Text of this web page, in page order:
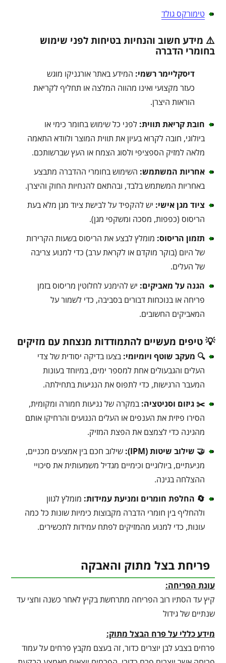
טימורקס גולד
⚠️ מידע חשוב והנחיות בטיחות לפני שימוש
בחומרי הדברה
דיסקליימר רשמי: המידע באתר אורגניקו מוגש
כעזר מקצועי ואינו מהווה המלצה או תחליף לקריאת
הוראות היצרן.
חובת קריאת תווית: לפני כל שימוש בחומר כימי או
ביולוגי, חובה לקרוא בעיון את תווית המוצר ולוודא התאמה
מלאה למזיק הספציפי ולסוג הצמח או העץ שברשותכם.
אחריות המשתמש: השימוש בחומרי ההדברה מתבצע
באחריות המשתמש בלבד, ובהתאם להנחיות החוק והיצרן.
ציוד מגן אישי: יש להקפיד על לבישת ציוד מגן מלא בעת
הריסוס (כפפות, מסכה ומשקפי מגן).
תזמון הריסוס: מומלץ לבצע את הריסוס בשעות הקרירות
של היום (בוקר מוקדם או לקראת ערב) כדי למנוע צריבה
של העלים.
הגנה על מאביקים: יש להימנע לחלוטין מריסוס בזמן
פריחה או בנוכחות דבורים בסביבה, כדי לשמור על
המאביקים החשובים.
💡 טיפים מעשיים להתמודדות מנצחת עם מזיקים
🔍 מעקב שוטף ויומיומי: בצעו בדיקה יסודית של צדי
העלים והגבעולים אחת למספר ימים, במיוחד בעונות
המעבר הרגישות, כדי לתפוס את הנגיעות בתחילתה.
✂️ גיזום וסניטציה: במקרה של נגיעות חמורה ומקומית,
הסירו פיזית את הענפים או העלים הנגועים והרחיקו אותם
מהגינה כדי לצמצם את הפצת המזיק.
🤝 שילוב שיטות (IPM):
שילוב חכם בין אמצעים מכניים,
מניעתיים, ביולוגיים וכימיים מגדיל משמעותית את סיכויי
ההצלחה בגינה.
🔄 החלפת חומרים ומניעת עמידות: מומלץ לגוון
ולהחליף בין חומרי הדברה מקבוצות כימיות שונות כל כמה
עונות, כדי למנוע מהמזיקים לפתח עמידות לתכשירים.
פריחת בצל מתוק והאבקה
עונת הפריחה:
קיץ עד הסתיו רוב הפריחה מתרחשת בקיץ לאחר כשנה וחצי עד
שנתיים של גידול
מידע כללי על פרח הבצל מתוק:
פרחים בצבע לבן יוצרים כדור, זה בעצם מקבץ פרחים על עמוד